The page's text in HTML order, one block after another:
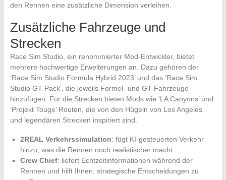
den Rennen eine zusätzliche Dimension verleihen.
Zusätzliche Fahrzeuge und
Strecken
Race Sim Studio, ein renommierter Mod-Entwickler, bietet
mehrere hochwertige Erweiterungen an. Dazu gehören der
‘Race Sim Studio Formula Hybrid 2023’ und das ‘Race Sim
Studio GT Pack’, die jeweils Formel- und GT-Fahrzeuge
hinzufügen. Für die Strecken bieten Mods wie ‘LA Canyons’ und
‘Projekt Touge’ Routen, die von den Hügeln von Los Angeles
und legendären Strecken inspiriert sind.
2REAL Verkehrssimulation: fügt KI-gesteuerten Verkehr
hinzu, was die Rennen noch realistischer macht.
Crew Chief: liefert Echtzeitinformationen während der
Rennen und hilft Ihnen, strategische Entscheidungen zu